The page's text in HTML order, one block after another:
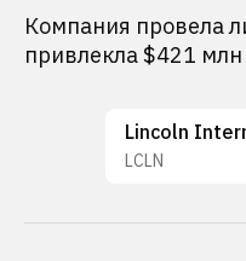
Компания провела
привлекла $421 млн
LCLN